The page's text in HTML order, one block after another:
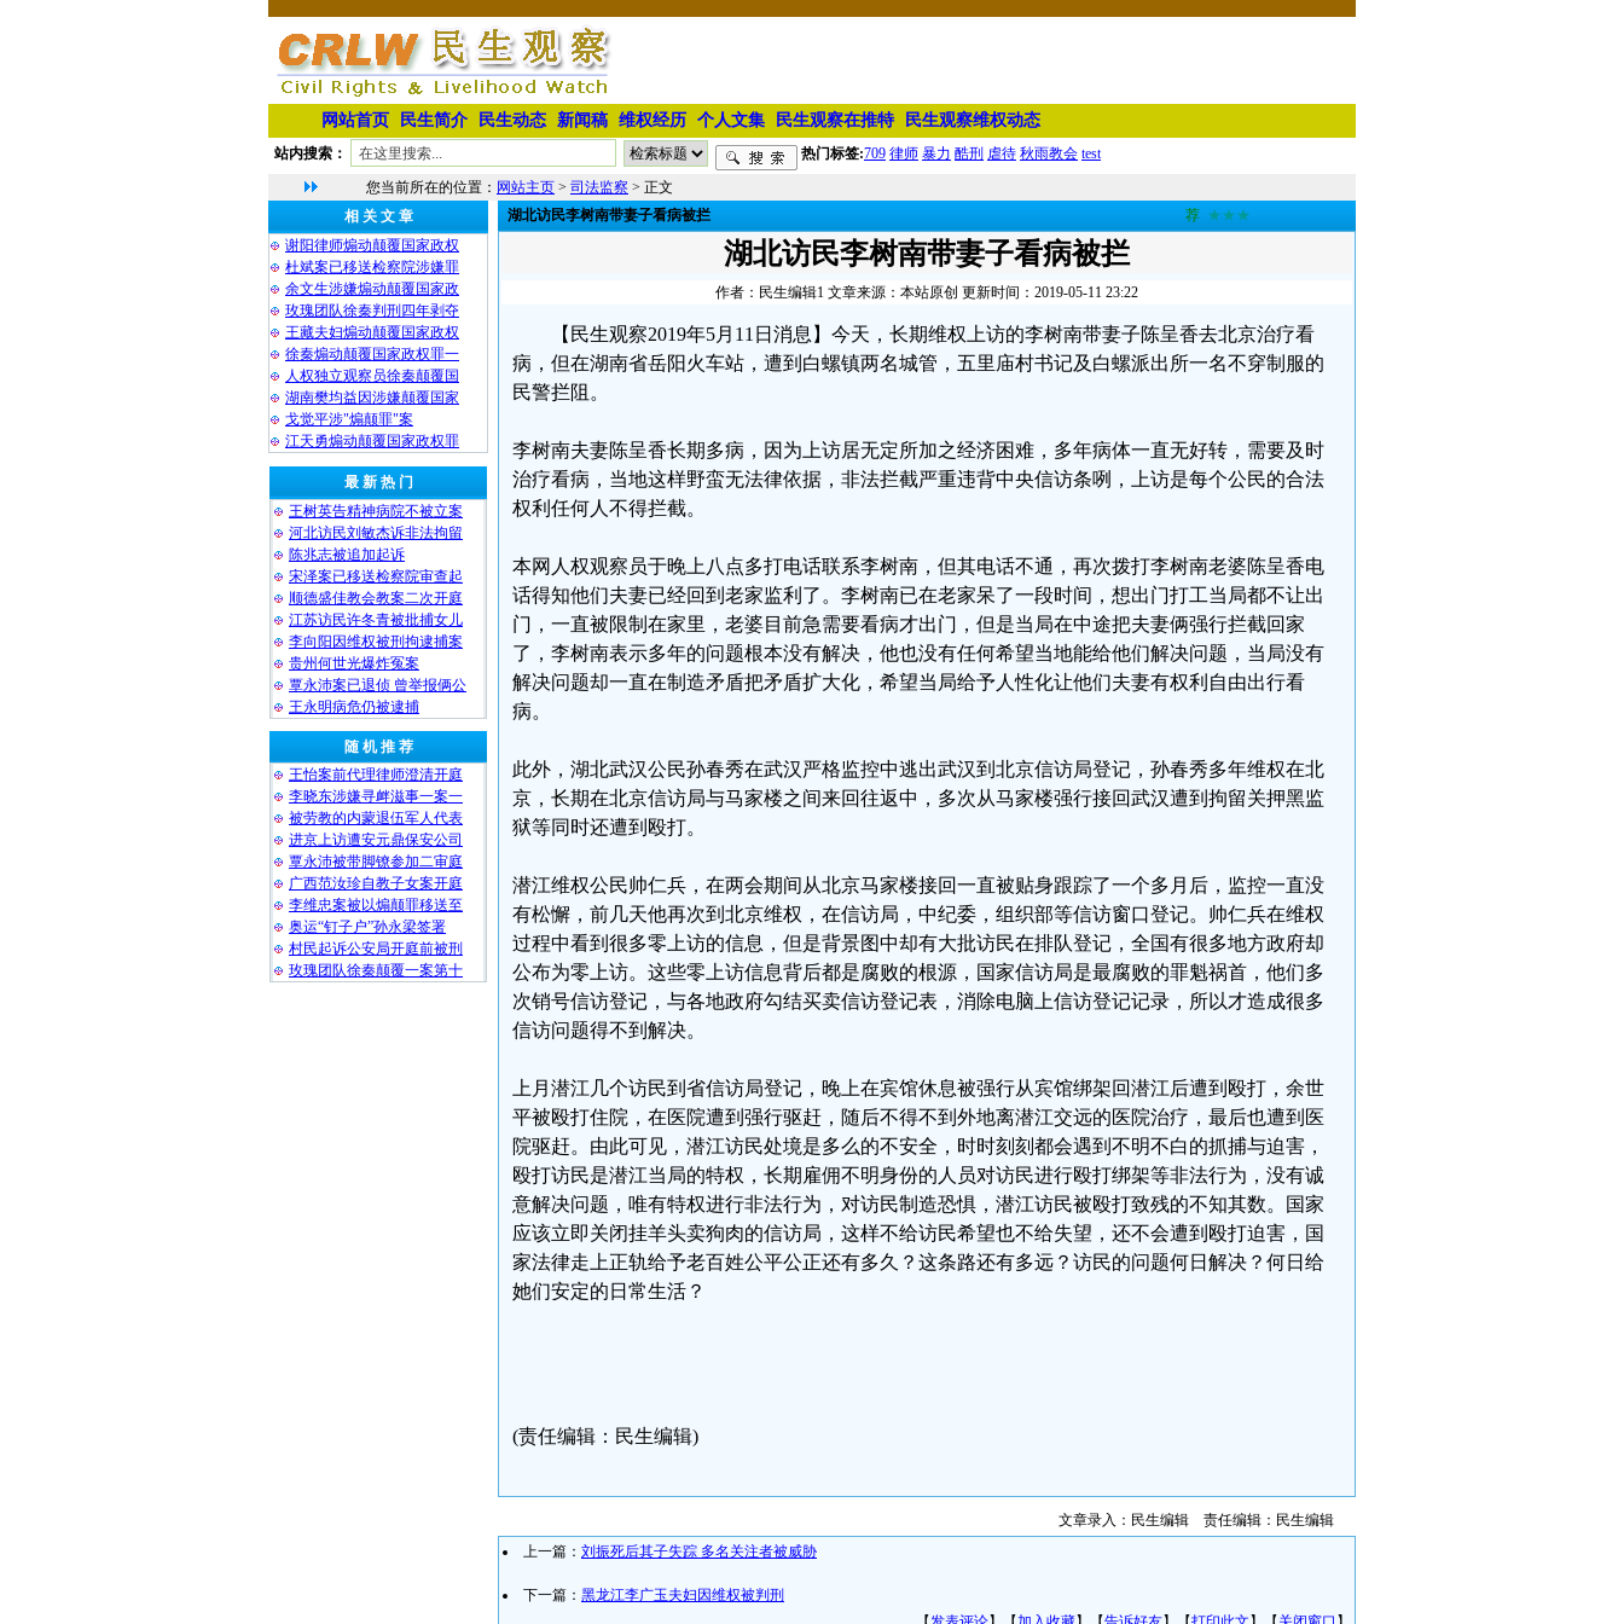
网站首页 民生简介 民生动态 新闻稿 维权经历 个人文集 民生观察在推特 民生观察维权动态
站内搜索： 热门标签:709 律师 暴力 酷刑 虐待 秋雨教会 test
您当前所在的位置： 网站主页 > 司法监察 > 正文
相 关 文 章
谢阳律师煽动颠覆国家政权
杜斌案已移送检察院涉嫌罪
余文生涉嫌煽动颠覆国家政
玫瑰团队徐秦判刑四年剥夺
王藏夫妇煽动颠覆国家政权
徐秦煽动颠覆国家政权罪一
人权独立观察员徐秦颠覆国
湖南樊均益因涉嫌颠覆国家
戈觉平涉"煽颠罪"案
江天勇煽动颠覆国家政权罪
最 新 热 门
王树英告精神病院不被立案
河北访民刘敏杰诉非法拘留
陈兆志被追加起诉
宋泽案已移送检察院审查起
顺德盛佳教会教案二次开庭
江苏访民许冬青被批捕女儿
李向阳因维权被刑拘逮捕案
贵州何世光爆炸冤案
覃永沛案已退侦 曾举报俩公
王永明病危仍被逮捕
随 机 推 荐
王怡案前代理律师澄清开庭
李晓东涉嫌寻衅滋事一案一
被劳教的内蒙退伍军人代表
进京上访遭安元鼎保安公司
覃永沛被带脚镣参加二审庭
广西范汝珍自教子女案开庭
李维忠案被以煽颠罪移送至
奥运“钉子户”孙永梁签署
村民起诉公安局开庭前被刑
玫瑰团队徐秦颠覆一案第十
湖北访民李树南带妻子看病被拦 荐 ★★★
湖北访民李树南带妻子看病被拦
作者：民生编辑1 文章来源：本站原创 更新时间：2019-05-11 23:22
【民生观察2019年5月11日消息】今天，长期维权上访的李树南带妻子陈呈香去北京治疗看
病，但在湖南省岳阳火车站，遭到白螺镇两名城管，五里庙村书记及白螺派出所一名不穿制服的
民警拦阻。
李树南夫妻陈呈香长期多病，因为上访居无定所加之经济困难，多年病体一直无好转，需要及时
治疗看病，当地这样野蛮无法律依据，非法拦截严重违背中央信访条咧，上访是每个公民的合法
权利任何人不得拦截。
本网人权观察员于晚上八点多打电话联系李树南，但其电话不通，再次拨打李树南老婆陈呈香电
话得知他们夫妻已经回到老家监利了。李树南已在老家呆了一段时间，想出门打工当局都不让出
门，一直被限制在家里，老婆目前急需要看病才出门，但是当局在中途把夫妻俩强行拦截回家
了，李树南表示多年的问题根本没有解决，他也没有任何希望当地能给他们解决问题，当局没有
解决问题却一直在制造矛盾把矛盾扩大化，希望当局给予人性化让他们夫妻有权利自由出行看
病。
此外，湖北武汉公民孙春秀在武汉严格监控中逃出武汉到北京信访局登记，孙春秀多年维权在北
京，长期在北京信访局与马家楼之间来回往返中，多次从马家楼强行接回武汉遭到拘留关押黑监
狱等同时还遭到殴打。
潜江维权公民帅仁兵，在两会期间从北京马家楼接回一直被贴身跟踪了一个多月后，监控一直没
有松懈，前几天他再次到北京维权，在信访局，中纪委，组织部等信访窗口登记。帅仁兵在维权
过程中看到很多零上访的信息，但是背景图中却有大批访民在排队登记，全国有很多地方政府却
公布为零上访。这些零上访信息背后都是腐败的根源，国家信访局是最腐败的罪魁祸首，他们多
次销号信访登记，与各地政府勾结买卖信访登记表，消除电脑上信访登记记录，所以才造成很多
信访问题得不到解决。
上月潜江几个访民到省信访局登记，晚上在宾馆休息被强行从宾馆绑架回潜江后遭到殴打，余世
平被殴打住院，在医院遭到强行驱赶，随后不得不到外地离潜江交远的医院治疗，最后也遭到医
院驱赶。由此可见，潜江访民处境是多么的不安全，时时刻刻都会遇到不明不白的抓捕与迫害，
殴打访民是潜江当局的特权，长期雇佣不明身份的人员对访民进行殴打绑架等非法行为，没有诚
意解决问题，唯有特权进行非法行为，对访民制造恐惧，潜江访民被殴打致残的不知其数。国家
应该立即关闭挂羊头卖狗肉的信访局，这样不给访民希望也不给失望，还不会遭到殴打迫害，国
家法律走上正轨给予老百姓公平公正还有多久？这条路还有多远？访民的问题何日解决？何日给
她们安定的日常生活？
(责任编辑：民生编辑)
文章录入：民生编辑 责任编辑：民生编辑
上一篇： 刘振死后其子失踪 多名关注者被威胁
下一篇： 黑龙江李广玉夫妇因维权被判刑